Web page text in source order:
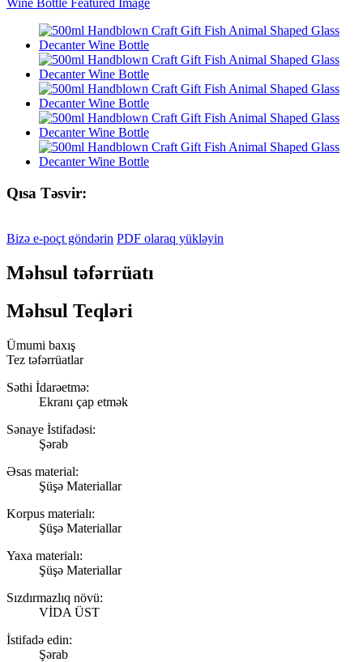
Qısa Təsvir:
Bizə e-poçt göndərin PDF olaraq yükləyin
Məhsul təfərrüatı
Məhsul Teqləri
Ümumi baxış
Tez təfərrüatlar
Səthi İdarəetmə:
Ekranı çap etmək
Sənaye İstifadəsi:
Şərab
Əsas material:
Şüşə Materiallar
Korpus materialı:
Şüşə Materiallar
Yaxa materialı:
Şüşə Materiallar
Sızdırmazlıq növü:
VİDA ÜST
İstifadə edin:
Şərab